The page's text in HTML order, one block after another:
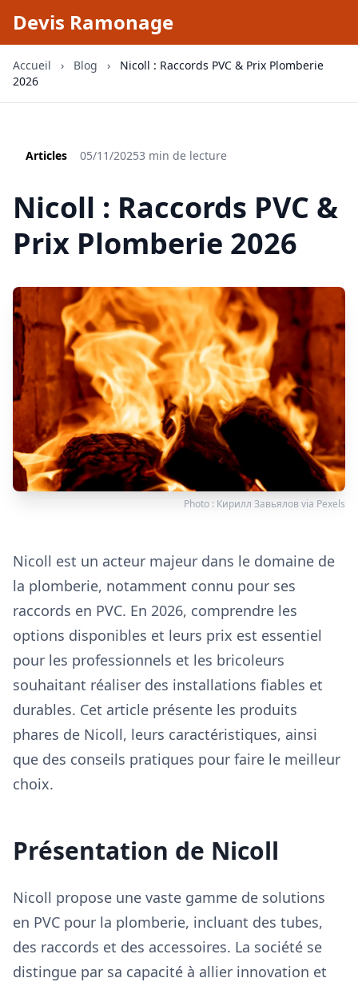
Devis Ramonage
Accueil › Blog ›
Nicoll : Raccords PVC & Prix Plomberie
2026
Articles 05/11/20253 min de lecture
Nicoll : Raccords PVC &
Prix Plomberie 2026
Photo : Кирилл Завьяловvia Pexels
Nicoll est un acteur majeur dans le domaine de
la plomberie, notamment connu pour ses
raccords en PVC. En 2026, comprendre les
options disponibles et leurs prix est essentiel
pour les professionnels et les bricoleurs
souhaitant réaliser des installations fiables et
durables. Cet article présente les produits
phares de Nicoll, leurs caractéristiques, ainsi
que des conseils pratiques pour faire le meilleur
choix.
Présentation de Nicoll
Nicoll propose une vaste gamme de solutions
en PVC pour la plomberie, incluant des tubes,
des raccords et des accessoires. La société se
distingue par sa capacité à allier innovation et